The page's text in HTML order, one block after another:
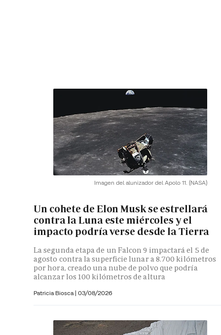
Imagen del alunizador del Apolo 11. (NASA)
Un cohete de Elon Musk se estrellará
contra la Luna este miércoles y el
impacto podría verse desde la Tierra
La segunda etapa de un Falcon 9 impactará el 5 de
agosto contra la superficie lunar a 8.700 kilómetros
por hora, creado una nube de polvo que podría
alcanzar los 100 kilómetros de altura
Patricia Biosca | 03/08/2026